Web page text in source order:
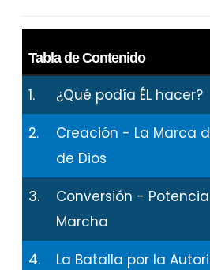
Tabla de Contenido
1.
¿Qué podía ÉL hacer?
2.
Creación - La Marca
de Dios
3.
Conversión -
Marcha
4.
La Batalla por la